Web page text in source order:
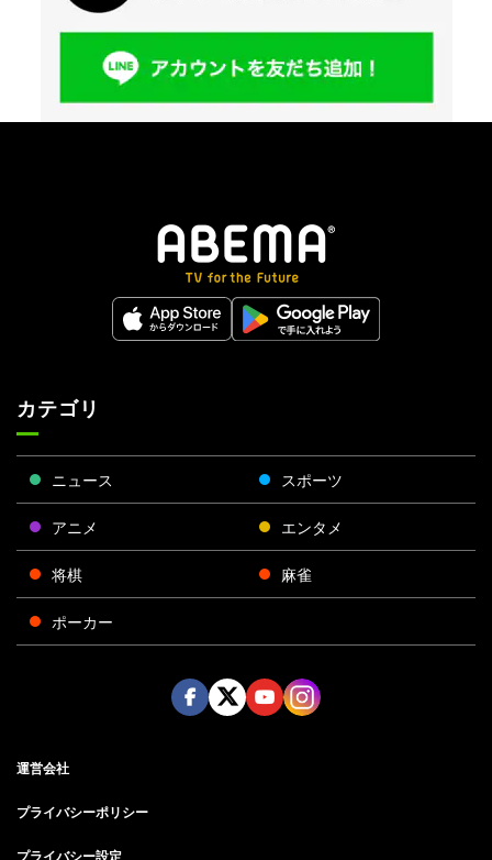
カテゴリ
ニュース スポーツ
アニメ エンタメ
将棋 麻雀
ポーカー
運営会社
プライバシーポリシー
プライバシー設定